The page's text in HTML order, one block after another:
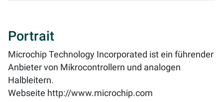
Portrait
Microchip Technology Incorporated ist ein führender
Anbieter von Mikrocontrollern und analogen
Halbleitern.
Webseite http://www.microchip.com